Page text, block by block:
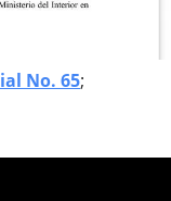
No. 65;